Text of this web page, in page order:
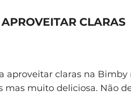
CLARAS
aproveitar claras na
mas muito deliciosa. Não